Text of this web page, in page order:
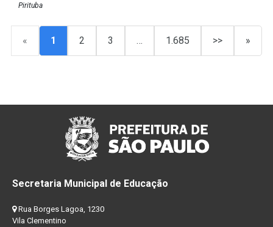
Pirituba
« 1 2 3 … 1.685 >> »
Secretaria Municipal de Educação
Rua Borges Lagoa, 1230
Vila Clementino